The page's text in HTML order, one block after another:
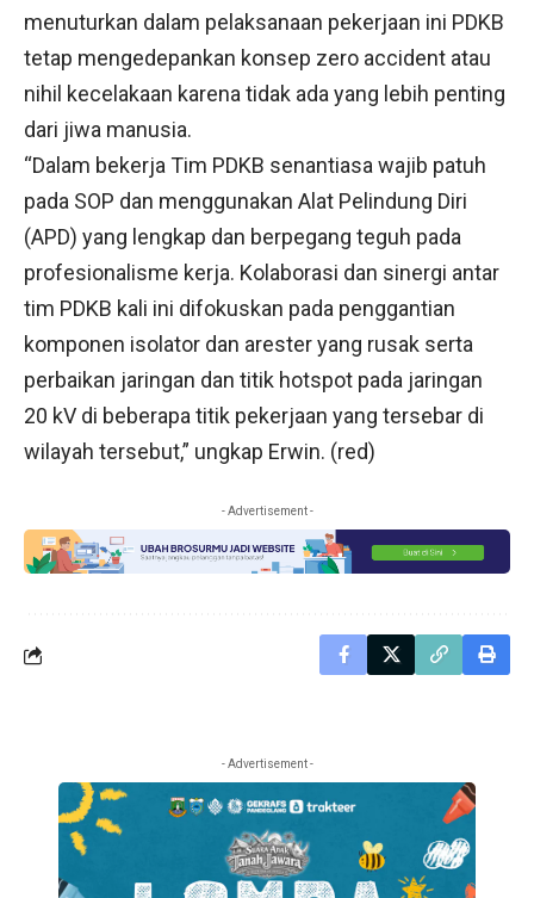
menuturkan dalam pelaksanaan pekerjaan ini PDKB
tetap mengedepankan konsep zero accident atau
nihil kecelakaan karena tidak ada yang lebih penting
dari jiwa manusia.
“Dalam bekerja Tim PDKB senantiasa wajib patuh
pada SOP dan menggunakan Alat Pelindung Diri
(APD) yang lengkap dan berpegang teguh pada
profesionalisme kerja. Kolaborasi dan sinergi antar
tim PDKB kali ini difokuskan pada penggantian
komponen isolator dan arester yang rusak serta
perbaikan jaringan dan titik hotspot pada jaringan
20 kV di beberapa titik pekerjaan yang tersebar di
wilayah tersebut,” ungkap Erwin. (red)
- Advertisement -
- Advertisement -